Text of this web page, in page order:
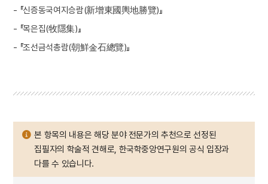
- 『신증동국여지승람(新增東國輿地勝覽)』
- 『목은집(牧隱集)』
- 『조선금석총람(朝鮮金石總覽)』
본 항목의 내용은 해당 분야 전문가의 추천으로 선정된
집필자의 학술적 견해로, 한국학중앙연구원의 공식 입장과
다를 수 있습니다.